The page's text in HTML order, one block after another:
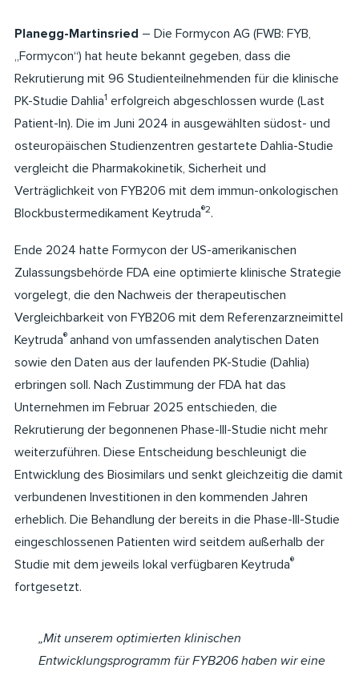
Planegg-Martinsried – Die Formycon AG (FWB: FYB,
„Formycon“) hat heute bekannt gegeben, dass die
Rekrutierung mit 96 Studienteilnehmenden für die klinische
PK-Studie Dahlia1 erfolgreich abgeschlossen wurde (Last
Patient-In). Die im Juni 2024 in ausgewählten südost- und
osteuropäischen Studienzentren gestartete Dahlia-Studie
vergleicht die Pharmakokinetik, Sicherheit und
Verträglichkeit von FYB206 mit dem immun-onkologischen
Blockbustermedikament Keytruda®2.
Ende 2024 hatte Formycon der US-amerikanischen
Zulassungsbehörde FDA eine optimierte klinische Strategie
vorgelegt, die den Nachweis der therapeutischen
Vergleichbarkeit von FYB206 mit dem Referenzarzneimittel
Keytruda® anhand von umfassenden analytischen Daten
sowie den Daten aus der laufenden PK-Studie (Dahlia)
erbringen soll. Nach Zustimmung der FDA hat das
Unternehmen im Februar 2025 entschieden, die
Rekrutierung der begonnenen Phase-III-Studie nicht mehr
weiterzuführen. Diese Entscheidung beschleunigt die
Entwicklung des Biosimilars und senkt gleichzeitig die damit
verbundenen Investitionen in den kommenden Jahren
erheblich. Die Behandlung der bereits in die Phase-III-Studie
eingeschlossenen Patienten wird seitdem außerhalb der
Studie mit dem jeweils lokal verfügbaren Keytruda®
fortgesetzt.
„Mit unserem optimierten klinischen
Entwicklungsprogramm für FYB206 haben wir eine